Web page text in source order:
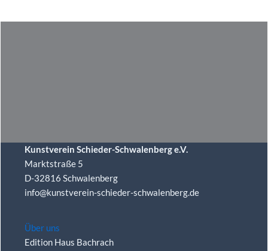
Kunstverein Schieder-Schwalenberg e.V.
Marktstraße 5
D-32816 Schwalenberg
info@kunstverein-schieder-schwalenberg.de
Über uns
Edition Haus Bachrach